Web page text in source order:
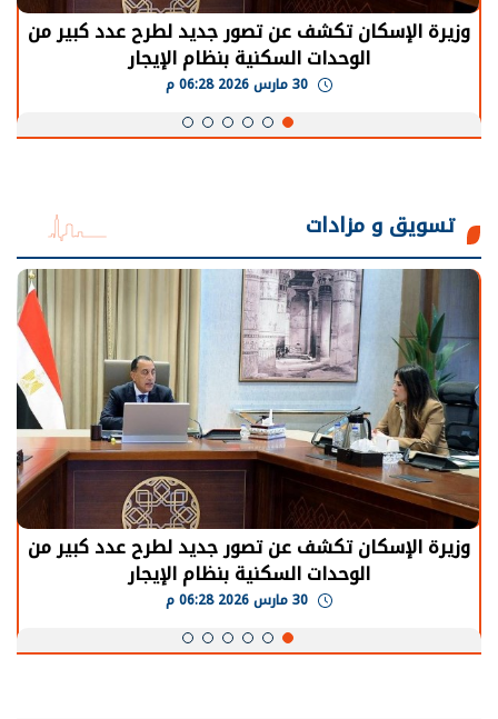
وزيرة الإسكان تكشف عن تصور جديد لطرح عدد كبير من
الوحدات السكنية بنظام الإيجار
تسويق و مزادات
وزيرة الإسكان تكشف عن تصور جديد لطرح عدد كبير من
الوحدات السكنية بنظام الإيجار